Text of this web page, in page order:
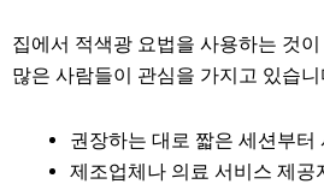
집에서 적색광 요법을 사용하는 것
많은 사람들이 관심을 가지고 있습
권장하는 대로 짧은 세션부
제조업체나 의료 서비스 제공